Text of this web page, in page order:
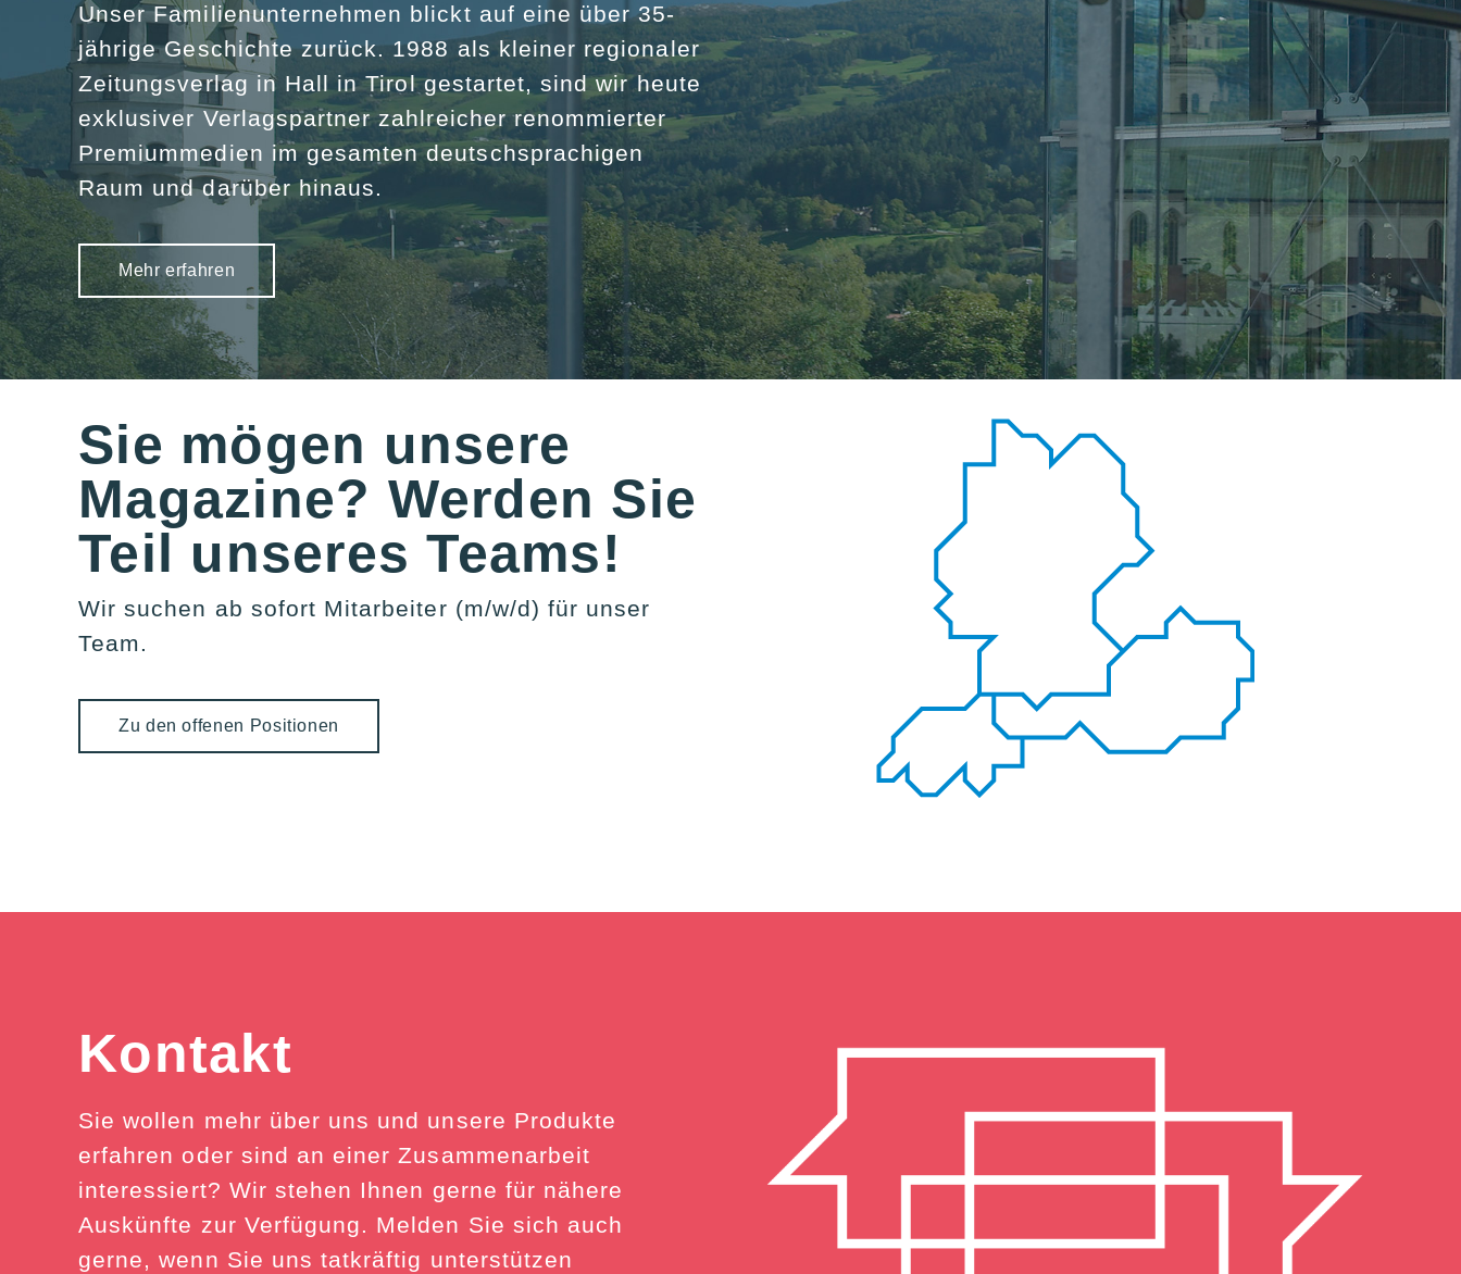
Unser Familienunternehmen blickt auf eine über 35-
jährige Geschichte zurück. 1988 als kleiner regionaler
Zeitungsverlag in Hall in Tirol gestartet, sind wir heute
exklusiver Verlagspartner zahlreicher renommierter
Premiummedien im gesamten deutschsprachigen
Raum und darüber hinaus.
Mehr erfahren
Sie mögen unsere
Magazine? Werden Sie
Teil unseres Teams!
Wir suchen ab sofort Mitarbeiter (m/w/d) für unser
Team.
Zu den offenen Positionen
Kontakt
Sie wollen mehr über uns und unsere Produkte
erfahren oder sind an einer Zusammenarbeit
interessiert? Wir stehen Ihnen gerne für nähere
Auskünfte zur Verfügung. Melden Sie sich auch
gerne, wenn Sie uns tatkräftig unterstützen